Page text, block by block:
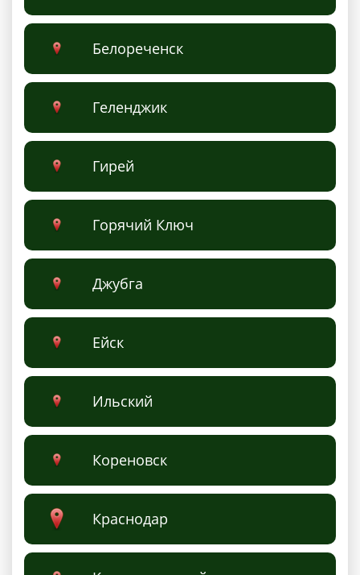
Белореченск
Геленджик
Гирей
Горячий Ключ
Джубга
Ейск
Ильский
Кореновск
Краснодар